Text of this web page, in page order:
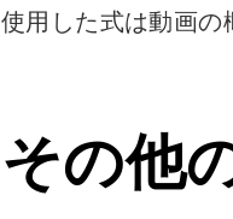
使用した式は動画
その他